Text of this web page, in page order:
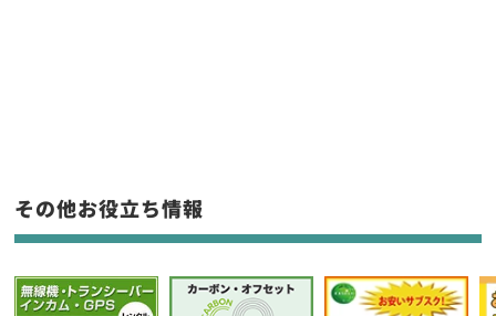
フリーワード入力(製品名等)
選択条件をリセット
その他お役立ち情報